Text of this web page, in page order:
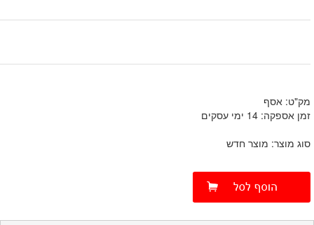
מק"ט: אסף
זמן אספקה: 14 ימי עסקים
סוג מוצר: מוצר חדש